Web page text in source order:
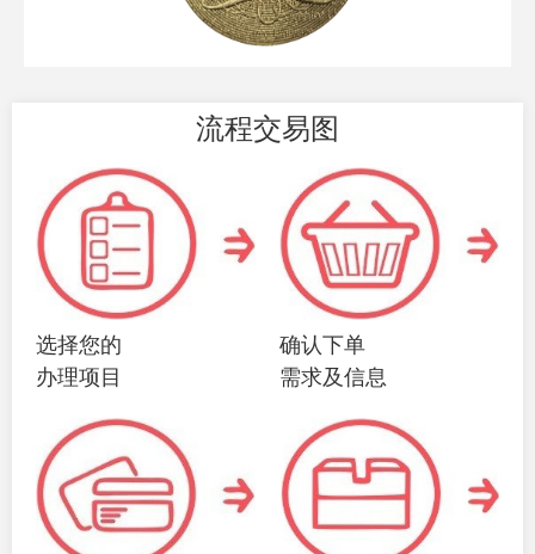
流程交易图
选择您的
办理项目
确认下单
需求及信息